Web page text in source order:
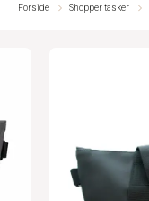
Forside Shopper tasker